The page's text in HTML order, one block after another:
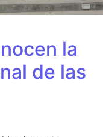
la
de las